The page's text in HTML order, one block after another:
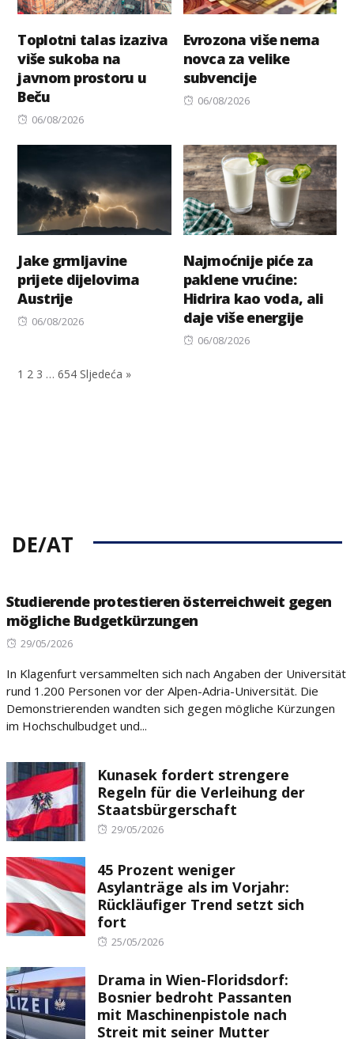
Toplotni talas izaziva
više sukoba na
javnom prostoru u
Beču
Posted
06/08/2026
Evrozona više nema
novca za velike
subvencije
Posted
06/08/2026
Jake grmljavine
prijete dijelovima
Austrije
Posted
06/08/2026
Najmoćnije piće za
paklene vrućine:
Hidrira kao voda, ali
daje više energije
Posted
06/08/2026
1 2 3 … 654 Sljedeća »
DE/AT
Studierende protestieren österreichweit gegen
mögliche Budgetkürzungen
Posted
29/05/2026
In Klagenfurt versammelten sich nach Angaben der Universität
rund 1.200 Personen vor der Alpen-Adria-Universität. Die
Demonstrierenden wandten sich gegen mögliche Kürzungen
im Hochschulbudget und...
Kunasek fordert strengere
Regeln für die Verleihung der
Staatsbürgerschaft
Posted
29/05/2026
45 Prozent weniger
Asylanträge als im Vorjahr:
Rückläufiger Trend setzt sich
fort
Posted
25/05/2026
Drama in Wien-Floridsdorf:
Bosnier bedroht Passanten
mit Maschinenpistole nach
Streit mit seiner Mutter